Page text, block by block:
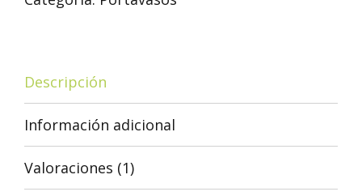
Descripción
Información adicional
Valoraciones (1)